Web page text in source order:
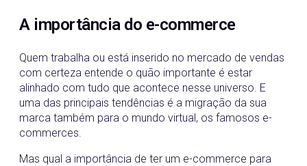
A importância do e-commerce
Quem trabalha ou está inserido no mercado de vendas
com certeza entende o quão importante é estar
alinhado com tudo que acontece nesse universo. E
uma das principais tendências é a migração da sua
marca também para o mundo virtual, os famosos e-
commerces.
Mas qual a importância de ter um e-commerce para